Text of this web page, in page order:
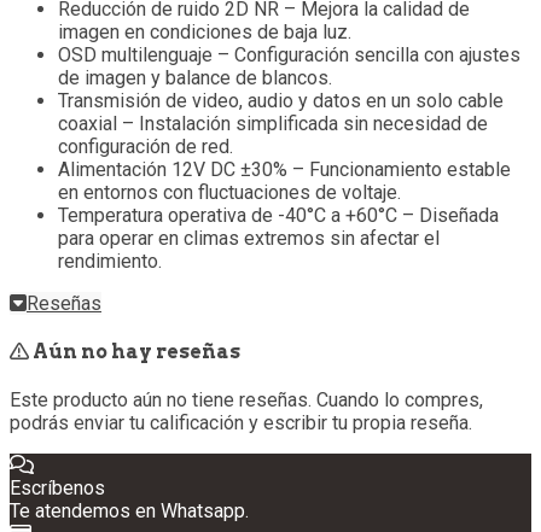
Reducción de ruido 2D NR – Mejora la calidad de
imagen en condiciones de baja luz.
OSD multilenguaje – Configuración sencilla con ajustes
de imagen y balance de blancos.
Transmisión de video, audio y datos en un solo cable
coaxial – Instalación simplificada sin necesidad de
configuración de red.
Alimentación 12V DC ±30% – Funcionamiento estable
en entornos con fluctuaciones de voltaje.
Temperatura operativa de -40°C a +60°C – Diseñada
para operar en climas extremos sin afectar el
rendimiento.
Reseñas
Aún no hay reseñas
Este producto aún no tiene reseñas. Cuando lo compres,
podrás enviar tu calificación y escribir tu propia reseña.
Escríbenos
Te atendemos en Whatsapp.